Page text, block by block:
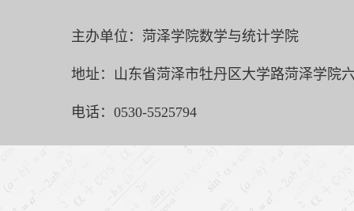
主办单位：菏泽学院数学与统计学院
地址：山东省菏泽市牡丹区大学路菏泽学院
电话：0530-5525794